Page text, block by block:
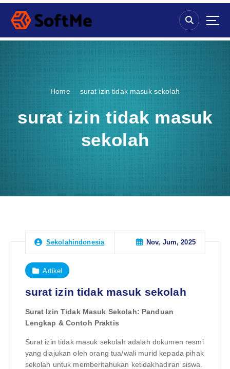
S
p
Home surat izin tidak masuk sekolah
surat izin tidak masuk
sekolah
Sekolahindonesia Nov, Jum, 2025
Artikel
surat izin tidak masuk sekolah
Surat Izin Tidak Masuk Sekolah: Panduan
Lengkap & Contoh Praktis
Surat izin tidak masuk sekolah adalah dokumen resmi
yang diajukan oleh orang tua/wali murid kepada pihak
sekolah untuk memberitahukan ketidakhadiran siswa.